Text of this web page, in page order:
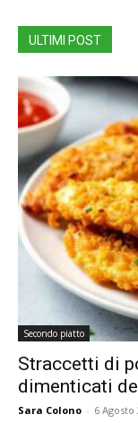
ULTIMI POST
Secondo piatto
Straccetti di
dimenticati
Sara Colono - 6 Agosto